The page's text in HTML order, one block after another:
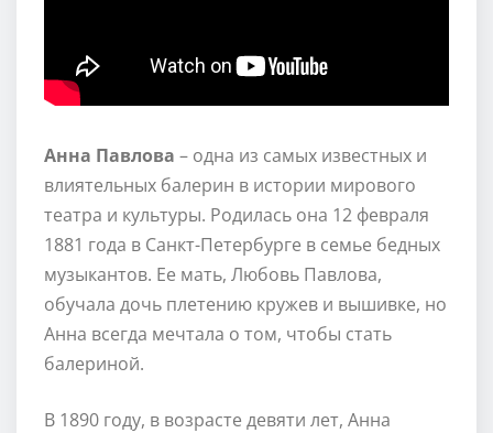
Анна Павлова – одна из самых известных и
влиятельных балерин в истории мирового
театра и культуры. Родилась она 12 февраля
1881 года в Санкт-Петербурге в семье бедных
музыкантов. Ее мать, Любовь Павлова,
обучала дочь плетению кружев и вышивке, но
Анна всегда мечтала о том, чтобы стать
балериной.
В 1890 году, в возрасте девяти лет, Анна